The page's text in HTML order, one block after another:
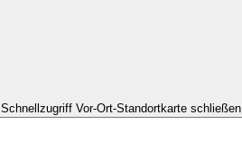
Schnellzugriff Vor-Ort-Standortkarte schließen